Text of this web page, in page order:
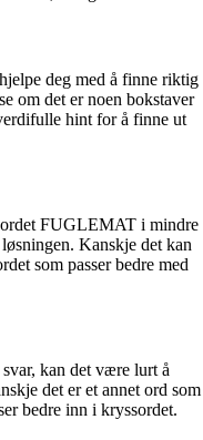
deg med å finne riktig
om det er noen bokstaver
hint for å finne ut
FUGLEMAT i mindre
Kanskje det kan
som passer bedre med
kan det være lurt å
det er et annet ord som
bedre inn i kryssordet.